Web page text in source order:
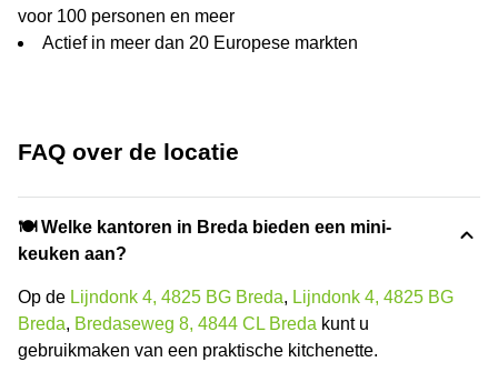
voor 100 personen en meer
Actief in meer dan 20 Europese markten
FAQ over de locatie
🍽️ Welke kantoren in Breda bieden een mini-
keuken aan?
Op de Lijndonk 4, 4825 BG Breda, Lijndonk 4, 4825 BG
Breda, Bredaseweg 8, 4844 CL Breda kunt u
gebruikmaken van een praktische kitchenette.